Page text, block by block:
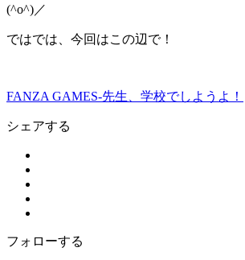
(^o^)／
ではでは、今回はこの辺で！
FANZA GAMES-先生、学校でしようよ！
シェアする
フォローする